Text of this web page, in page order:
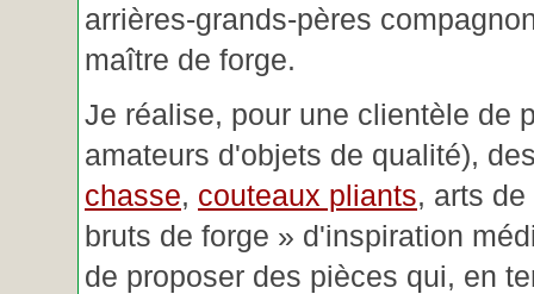
arrières-grands-pères
maître de forge.
Je réalise, pour une clientèle de
amateurs d'objets de qualité),
chasse, couteaux pliants, arts
bruts de forge » d'inspiration
de proposer des pièces qui, en